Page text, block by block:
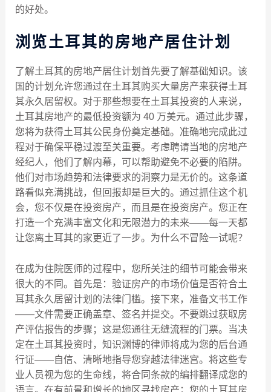
的好处。
浏览土耳其的房地产居住计划
了解土耳其的房地产居住计划首先要了解基础知识。该
国的计划允许您通过在土耳其购买大量房产来获得土耳
其永久居留权。对于那些想要在土耳其投资的人来说，
土耳其房地产的最低投资额为 40 万美元。通过此步骤，
您将为获得土耳其公民身份奠定基础。准确地完成此过
程对于确保平稳过渡至关重要。考虑聘请当地的房地产
经纪人，他们了解内幕，可以帮助避免不必要的陷阱。
他们对市场趋势和法律要求的洞察力是无价的。这条道
路看似充满挑战，但回报却是巨大的。通过抓住这个机
会，您不仅是在投资房产，而且是在投资房产。您正在
打造一个充满丰富文化和无限潜力的未来——每一天都
让您离土耳其的家更近了一步。为什么不冒险一试呢？
在成为住院医师的过程中，您所关注的细节可能会带来
很大的不同。首先是：验证房产的市场价值是否符合土
耳其永久居留计划的法律门槛。接下来，准备文书工作
——文件需要正确盖章、签名并提交。不要跳过获取房
产评估报告的步骤；这是您通往无缝流程的门票。当决
定在土耳其投资时，知识渊博的律师将成为您的后台通
行证——自信、清晰地指导您穿越法律迷宫。将这些专
业人员视为您的生命线，将合同条款的编排翻译成您的
语言。在有前景和增长的地区寻找房产；您的土耳其房